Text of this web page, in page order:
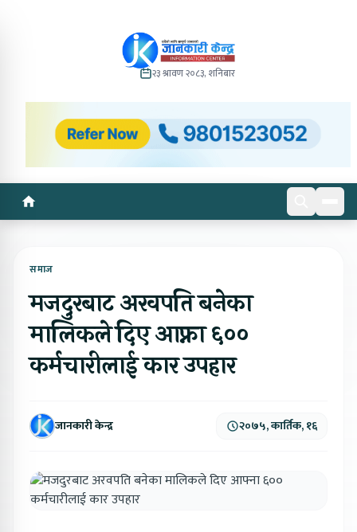
२३ श्रावण २०८३, शनिबार
समाज
मजदुरबाट अरवपति बनेका
मालिकले दिए आफ्ना ६००
कर्मचारीलाई कार उपहार
जानकारी केन्द्र २०७५, कार्तिक, १६